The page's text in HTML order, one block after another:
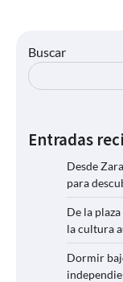
Buscar
Entradas
Desde
para
De la
la cultura
Dormir